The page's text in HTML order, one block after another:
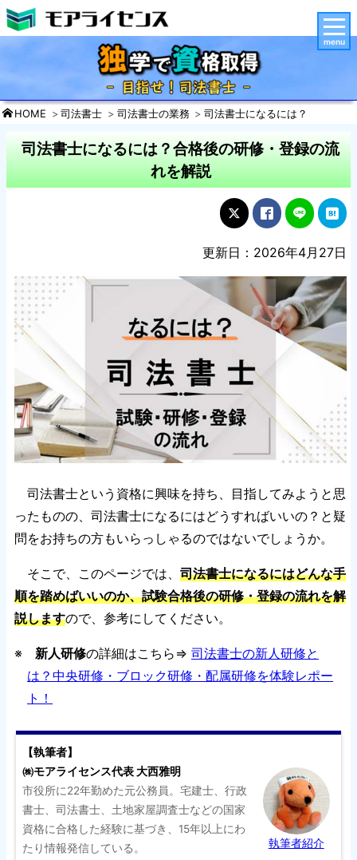
HOME 司法書士 司法書士の業務 司法書士になるには？
司法書士になるには？合格後の研修・登録の流
れを解説
更新日：2026年4月27日
司法書士という資格に興味を持ち、目指してみようと思
ったものの、司法書士になるにはどうすればいいの？と疑
問をお持ちの方もいらっしゃるのではないでしょうか。
そこで、このページでは、 司法書士になるにはどんな手
順を踏めばいいのか、試験合格後の研修・登録の流れを解
説しますので、参考にしてください。
※ 新人研修の詳細はこちら⇒ 司法書士の新人研修と
は？中央研修・ブロック研修・配属研修を体験レポー
ト！
【執筆者】
㈱モアライセンス代表 大西雅明
市役所に22年勤めた元公務員。宅建士、行政
書士、司法書士、土地家屋調査士などの国家
資格に合格した経験に基づき、15年以上にわ
たり情報発信している。
執筆者紹介
menu